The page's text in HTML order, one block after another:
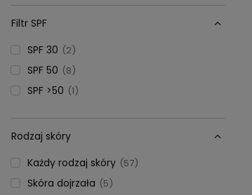
Filtr SPF
SPF 30
2
SPF 50 8
SPF >50 1
Rodzaj skóry
Każdy rodzaj skóry
57
Skóra dojrzała 5